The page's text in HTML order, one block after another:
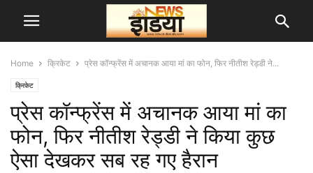
Home क्रिकेट प्रेस कॉन्फ्रेंस में अचानक आया मां का फोन, फिर नीतीश रेड्डी ने...
क्रिकेट
प्रेस कॉन्फ्रेंस में अचानक आया मां का
फोन, फिर नीतीश रेड्डी ने किया कुछ
ऐसा देखकर सब रह गए हैरान